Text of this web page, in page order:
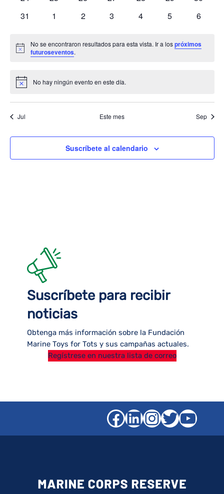
de
0
31
0
1
0
2
0
3
0
4
0
5
0
6
Aviso
No se encontraron resultados para esta vista. Ir a lospróximos
futuroseventos.
Aviso No hay ningún evento en este día.
Jul Este mes Sep
Suscríbete al calendario
Suscríbete para recibir
noticias
Obtenga más información sobre la Fundación
Marine Toys for Tots y sus campañas actuales.
Regístrese en nuestra lista de correo
Facebook
LinkedIn
Gorjeo